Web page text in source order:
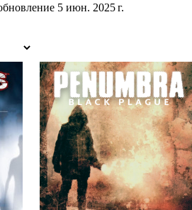
5 июн. 2025 г.